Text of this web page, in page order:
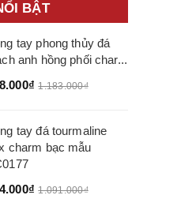
BẬT
tay phong thủy đá
anh hồng phối char...
1.183.000₫
tay đá tourmaline
charm bạc mẫu
1.091.000₫